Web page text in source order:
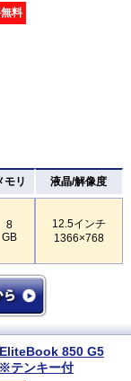
料
モリ 液晶/解像度
8
GB
12.5インチ
1366×768
850 G5
ンキー付